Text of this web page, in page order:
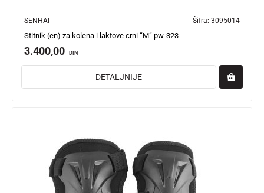
SENHAI Šifra: 3095014
Štitnik (en) za kolena i laktove crni “M” pw-323
3.400,00 DIN
DETALJNIJE